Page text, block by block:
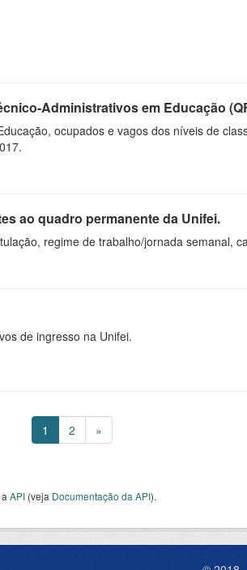
Administrativos em Educação
ocupados e vagos dos níveis de
ao quadro permanente da Unifei.
regime de trabalho/jornada semanal,
de ingresso na Unifei.
1 2 »
API (veja Documentação da API).